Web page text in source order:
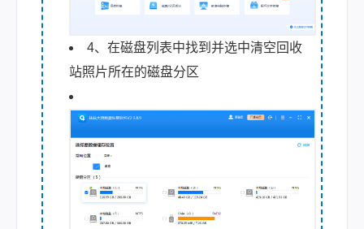
4、在磁盘列表中找到并选中清空回收
站照片所在的磁盘分区